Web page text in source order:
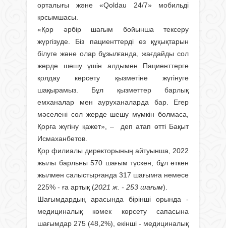
орталығы және «Qoldau 24/7» мобильді
қосымшасы.
«Қор әрбір шағым бойынша тексеру
жүргізуде. Біз пациенттерді өз құқықтарын
білуге және олар бұзылғанда, жағдайды сол
жерде шешу үшін алдымен Пациенттерге
қолдау көрсету қызметіне жүгінуге
шақырамыз. Бұл қызметтер барлық
емханалар мен ауруханаларда бар. Егер
мәселені сол жерде шешу мүмкін болмаса,
Қорға жүгіну қажет», – деп атап өтті Бақыт
Исмаханбетов.
Қор филиалы директорының айтуынша, 2022
жылы барлығы 570 шағым түскен, бұл өткен
жылмен салыстырғанда 317 шағымға немесе
225% - ға артық (2021 ж. - 253 шағым).
Шағымдардың арасында бірінші орында -
медициналық көмек көрсету сапасына
шағымдар 275 (48,2%), екінші - медициналық